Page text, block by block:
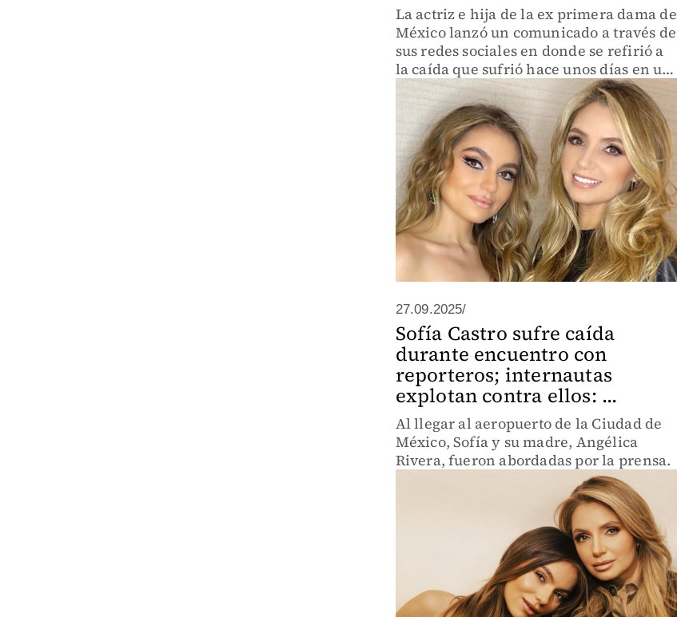
La actriz e hija de la ex primera dama de
México lanzó un comunicado a través de
sus redes sociales en donde se refirió a
la caída que sufrió hace unos días en un
jaloneo con reporteros.
27.09.2025/
Sofía Castro sufre caída
durante encuentro con
reporteros; internautas
explotan contra ellos: ...
Al llegar al aeropuerto de la Ciudad de
México, Sofía y su madre, Angélica
Rivera, fueron abordadas por la prensa.